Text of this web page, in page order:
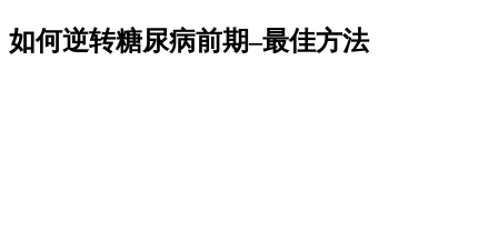
如何逆转糖尿病前期–最佳方法